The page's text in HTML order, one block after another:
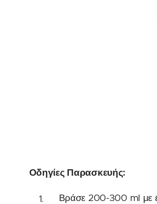
Οδηγίες Παρασκευής:
Βράσε 200-300 ml με